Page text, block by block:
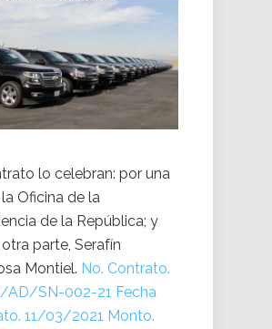
lo celebran: por una
Oficina de la
de la República; y
parte, Serafín
Montiel. No. Contrato.
AD/SN-002-21 Fecha
11/03/2021 Monto.